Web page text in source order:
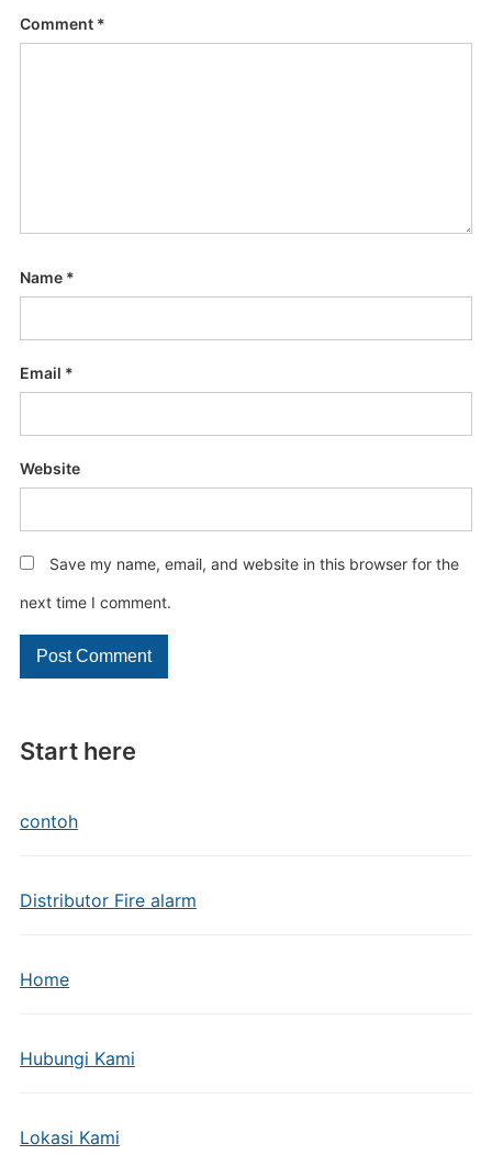
Start here
contoh
Distributor Fire alarm
Home
Hubungi Kami
Lokasi Kami
Comment *
Name *
Email *
Website
Save my name, email, and website in this browser for the
next time I comment.